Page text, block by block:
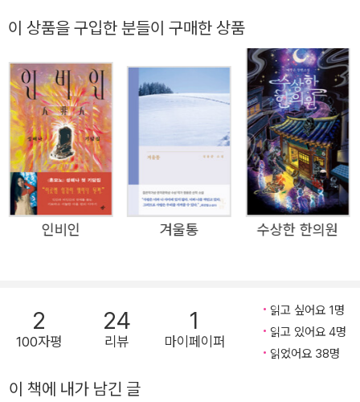
에 곳곳에서 사고가 발생하게 된다. 《호랑골동품점》은 지극
히 환상적이고 현실적인 ‘힐링 호러 소설’이다. 기이한 호러
의 문법을 충실하게 따르되 인물들의 희로애락을 줄곧 애정
어린 시선으로 살핀다. “놀랍도록 기막히고 음흉한 술래잡
기” 같은 서사를 좇아가다 보면 마지막 책장을 넘길 즈음
“분노와 그리움, 때로는 애수”마저 느낄 수 있다(청예 소설
가). 가정폭력, 노동인권, 여성혐오, 외모지상주의, 계급 문
제 등 세상의 어두운 면을 가감 없이 비추면서도 인간에 대
한 연민을 놓지 않는 《호랑골동품점》이 독자들에게 깊은 감
명과 쾌감으로 전해질 것이다. 골동품 중 판매 금지 품목은
그렇게 멋대로 돌아다니면서 계속 사고를 일으킵니다. 그것
도 한을 해소하는 방법이 됩니다만…… 그래서야 사람들에게
해를 끼치게 되니 가게 안에서 한을 정화하는 겁니다. _57쪽
“호랑골동품점에 잠들어 있다가 밤이 되면 깨어나는 것이
이 상품을 구입한 분들이 구매한 상품
인비인 겨울통 수상한 한의원
2
100자평
24
리뷰
1
마이페이퍼
읽고 싶어요 1명
읽고 있어요 4명
읽었어요 38명
이 책에 내가 남긴 글